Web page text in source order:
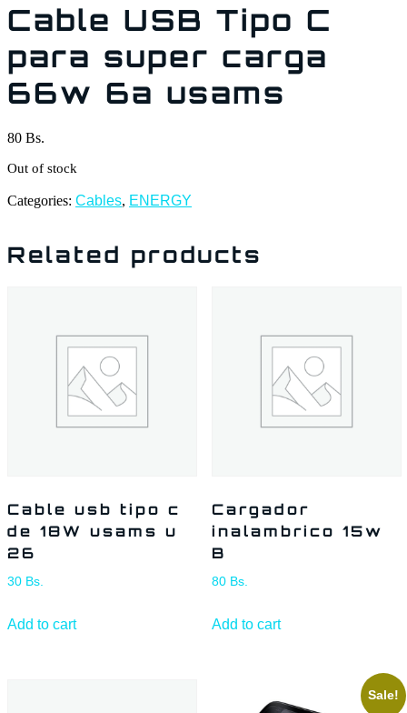
Cable USB Tipo C
para super carga
66w 6a usams
80 Bs.
Out of stock
Categories: Cables, ENERGY
Related products
Cable usb tipo c
de 18W usams u
26
30 Bs.
Add to cart
Cargador
inalambrico 15w
B
80 Bs.
Add to cart
Sale!